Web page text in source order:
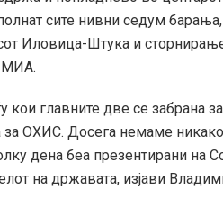
сите нивни седум
Иловица-Штука и
МИА.
главните две се забрана
за ОХИС. Досега немаме
дена беа презентирани на
на државата, изјави